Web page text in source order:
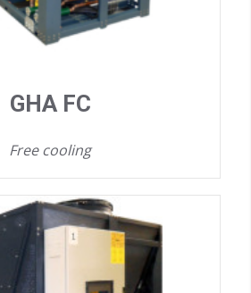
GHA FC
Free cooling